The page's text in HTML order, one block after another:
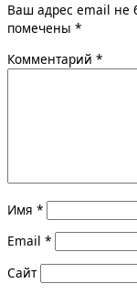
Ваш адрес email не
помечены *
Комментарий *
Имя *
Email *
Сайт